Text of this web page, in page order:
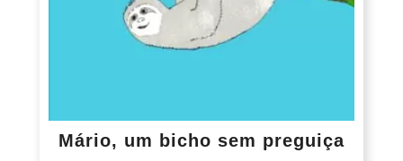
Mário, um bicho sem preguiça